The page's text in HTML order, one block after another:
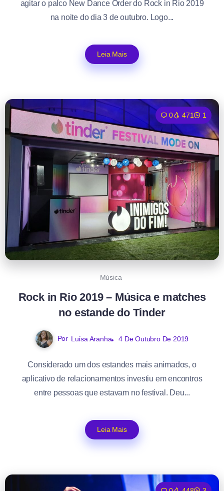
agitar o palco New Dance Order do Rock in Rio 2019
na noite do dia 3 de outubro. Logo...
Leia Mais
0 471 1
Música
Rock in Rio 2019 – Música e matches
no estande do Tinder
Por Luísa Aranha 4 De Outubro De 2019
Considerado um dos estandes mais animados, o
aplicativo de relacionamentos investiu em encontros
entre pessoas que estavam no festival. Deu...
Leia Mais